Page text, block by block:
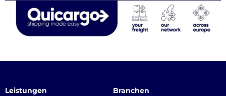
Leistungen
Branchen